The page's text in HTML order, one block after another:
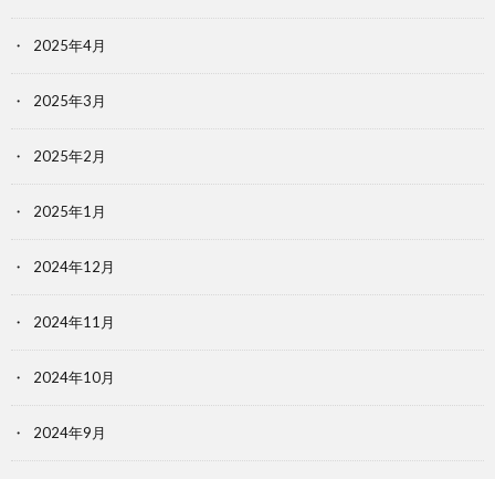
2025年4月
2025年3月
2025年2月
2025年1月
2024年12月
2024年11月
2024年10月
2024年9月